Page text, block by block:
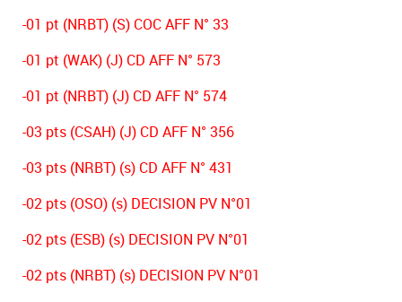
-01 pt (NRBT) (S) COC AFF N° 33
-01 pt (WAK) (J) CD AFF N° 573
-01 pt (NRBT) (J) CD AFF N° 574
-03 pts (CSAH) (J) CD AFF N° 356
-03 pts (NRBT) (s) CD AFF N° 431
-02 pts (OSO) (s) DECISION PV N°01
-02 pts (ESB) (s) DECISION PV N°01
-02 pts (NRBT) (s) DECISION PV N°01